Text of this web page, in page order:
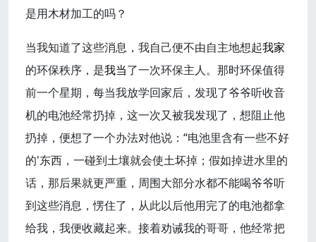
是用木材加工的吗？
当我知道了这些消息，我自己便不由自主地想起我家
的环保秩序，是我当了一次环保主人。那时环保值得
前一个星期，每当我放学回家后，发现了爷爷听收音
机的电池经常扔掉，这一次又被我发现了，想阻止他
扔掉，便想了一个办法对他说：“电池里含有一些不好
的'东西，一碰到土壤就会使土坏掉；假如掉进水里的
话，那后果就更严重，周围大部分水都不能喝爷爷听
到这些消息，愣住了，从此以后他用完了的电池都拿
给我，我便收藏起来。接着劝诫我的哥哥，他经常把